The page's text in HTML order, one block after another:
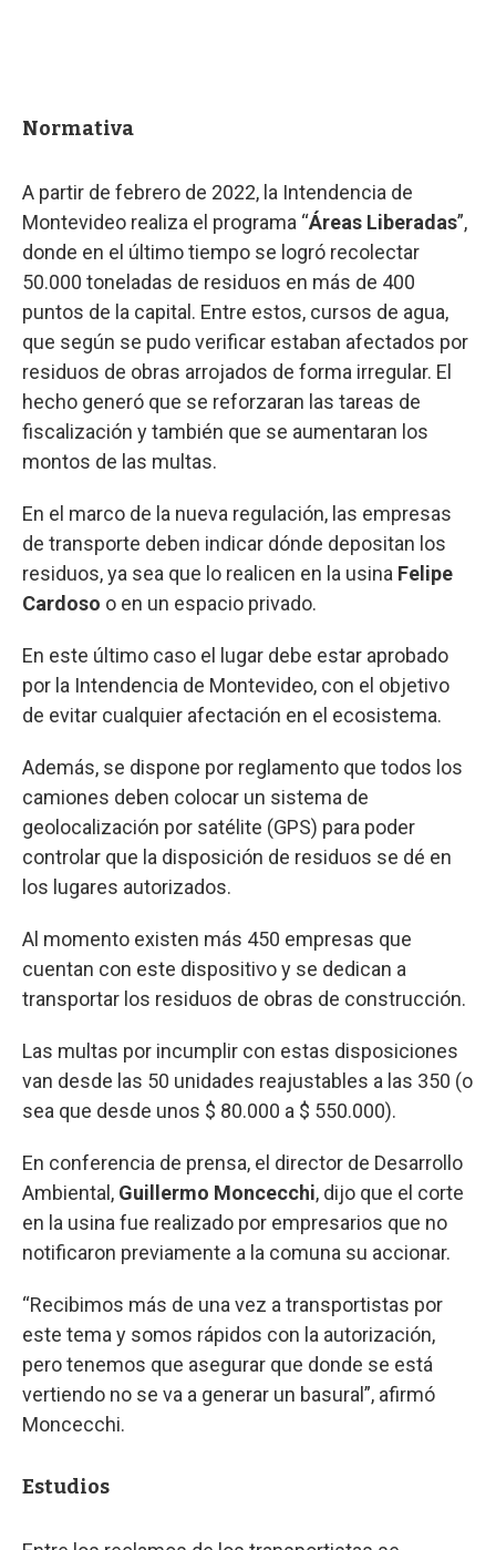
Normativa
A partir de febrero de 2022, la Intendencia de
Montevideo realiza el programa “Áreas Liberadas”,
donde en el último tiempo se logró recolectar
50.000 toneladas de residuos en más de 400
puntos de la capital. Entre estos, cursos de agua,
que según se pudo verificar estaban afectados por
residuos de obras arrojados de forma irregular. El
hecho generó que se reforzaran las tareas de
fiscalización y también que se aumentaran los
montos de las multas.
En el marco de la nueva regulación, las empresas
de transporte deben indicar dónde depositan los
residuos, ya sea que lo realicen en la usina Felipe
Cardoso o en un espacio privado.
En este último caso el lugar debe estar aprobado
por la Intendencia de Montevideo, con el objetivo
de evitar cualquier afectación en el ecosistema.
Además, se dispone por reglamento que todos los
camiones deben colocar un sistema de
geolocalización por satélite (GPS) para poder
controlar que la disposición de residuos se dé en
los lugares autorizados.
Al momento existen más 450 empresas que
cuentan con este dispositivo y se dedican a
transportar los residuos de obras de construcción.
Las multas por incumplir con estas disposiciones
van desde las 50 unidades reajustables a las 350 (o
sea que desde unos $ 80.000 a $ 550.000).
En conferencia de prensa, el director de Desarrollo
Ambiental, Guillermo Moncecchi, dijo que el corte
en la usina fue realizado por empresarios que no
notificaron previamente a la comuna su accionar.
“Recibimos más de una vez a transportistas por
este tema y somos rápidos con la autorización,
pero tenemos que asegurar que donde se está
vertiendo no se va a generar un basural”, afirmó
Moncecchi.
Estudios